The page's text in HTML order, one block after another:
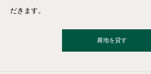
だきます。
農地を貸す